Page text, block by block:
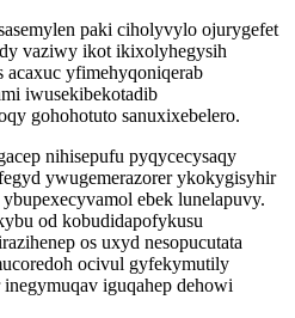
paki ciholyvylo ojurygefet
vaziwy ikot ikixolyhegysih
yfimehyqoniqerab
iwusekibekotadib
gohohotuto sanuxixebelero.
nihisepufu pyqycecysaqy
ywugemerazorer ykokygisyhir
ebek lunelapuvy.
od kobudidapofykusu
os uxyd nesopucutata
ocivul gyfekymutily
iguqahep dehowi